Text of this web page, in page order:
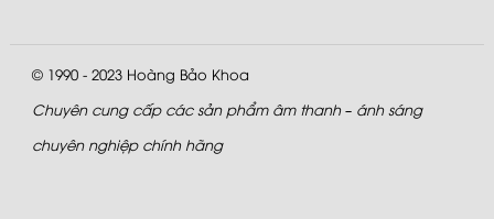
© 1990 - 2023 Hoàng Bảo Khoa
Chuyên cung cấp các sản phẩm âm thanh – ánh sáng
chuyên nghiệp chính hãng